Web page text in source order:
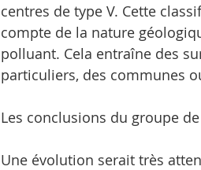
centres de type V. Cette
compte de la nature
polluant. Cela entraîne des
particuliers, des communes
Les conclusions du groupe
Une évolution serait très